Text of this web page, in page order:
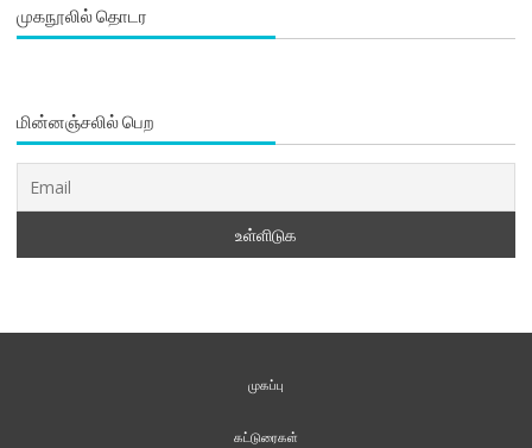
முகநூலில் தொடர
மின்னஞ்சலில் பெற
முகப்பு
கட்டுரைகள்